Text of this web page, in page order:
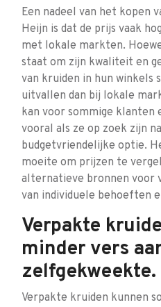
Een nadeel van het kopen
Heijn is dat de prijs vaak
met lokale markten.
staat om zijn kwaliteit en
van kruiden in hun winkels
uitvallen dan bij lokale
kan voor sommige klanten
vooral als ze op zoek zijn
budgetvriendelijke optie.
moeite om prijzen te
alternatieve bronnen voor
van individuele behoeften
Verpakte
minder vers
zelfgekweekte.
Verpakte kruiden kunnen